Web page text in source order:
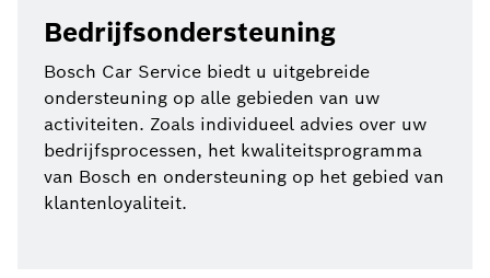
Bedrijfsondersteuning
Bosch Car Service biedt u uitgebreide
ondersteuning op alle gebieden van uw
activiteiten. Zoals individueel advies over uw
bedrijfsprocessen, het kwaliteitsprogramma
van Bosch en ondersteuning op het gebied van
klantenloyaliteit.